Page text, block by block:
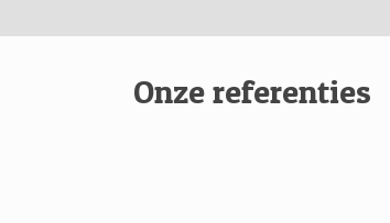
Onze referenties